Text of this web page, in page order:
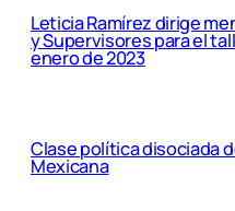
Leticia Ramírez dirige
y Supervisores para el
enero de 2023
Clase política disociada
Mexicana